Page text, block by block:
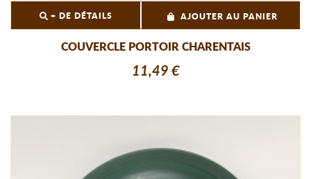
+ DE DÉTAILS AJOUTER AU PANIER
COUVERCLE PORTOIR CHARENTAIS
11,49 €